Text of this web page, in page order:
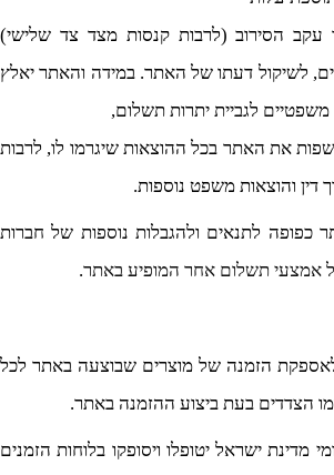
הסירוב (לרבות קנסות מצד צד שלישי)
לשיקול דעתו של האתר. במידה והאתר יאלץ
משפטיים לגביית יתרות תשלום,
את האתר בכל ההוצאות שיגרמו לו, לרבות
והוצאות משפט נוספות.
כפופה לתנאים ולהגבלות נוספות של חברות
אמצעי תשלום אחר המופיע באתר.
הזמנה של מוצרים שבוצעה באתר לכל
הצדדים בעת ביצוע ההזמנה באתר.
מדינת ישראל יטופלו ויסופקו בלוחות הזמנים